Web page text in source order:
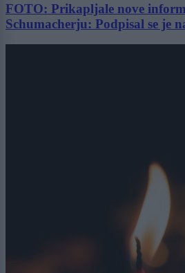
FOTO: Prikapljale nove
Schumacherju: Podpisal se je